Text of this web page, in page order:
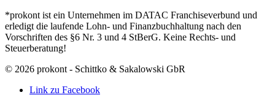
*prokont ist ein Unternehmen im DATAC Franchiseverbund und
erledigt die laufende Lohn- und Finanzbuchhaltung nach den
Vorschriften des §6 Nr. 3 und 4 StBerG. Keine Rechts- und
Steuerberatung!
© 2026 prokont - Schittko & Sakalowski GbR
Link zu Facebook